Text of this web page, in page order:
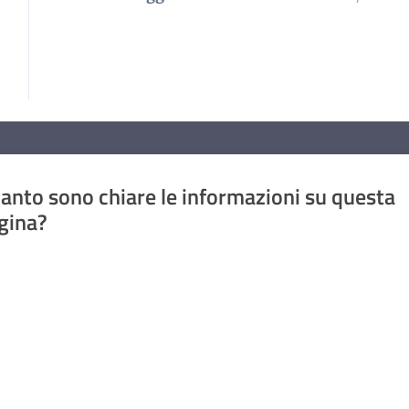
sono chiare le informazioni su questa